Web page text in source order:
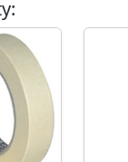
obaloch